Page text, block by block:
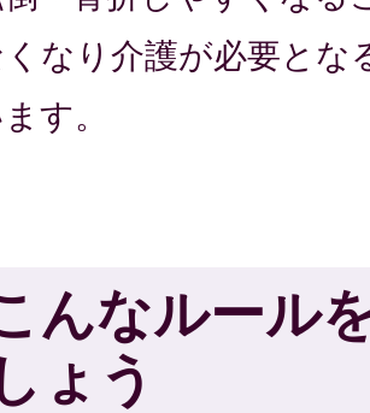
なり介護が必要とな
す。
んなルール
ょう